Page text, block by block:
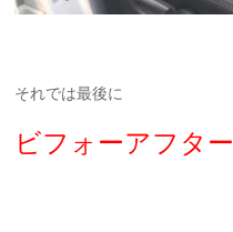
それでは最後に
ビフォーアフター